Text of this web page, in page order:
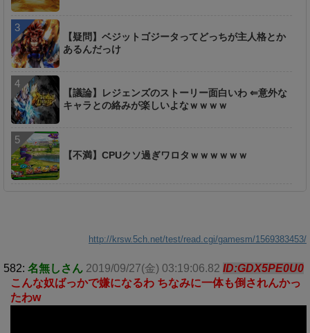
【疑問】ベジットゴジータってどっちが主人格とか
あるんだっけ
【議論】レジェンズのストーリー面白いわ ⇐意外な
キャラとの絡みが楽しいよなｗｗｗｗ
【不満】CPUクソ過ぎワロタｗｗｗｗｗｗ
http://krsw.5ch.net/test/read.cgi/gamesm/1569383453/
582: 名無しさん 2019/09/27(金) 03:19:06.82 ID:GDX5PE0U0
こんな奴ばっかで嫌になるわ ちなみに一体も倒されんかっ
たわw